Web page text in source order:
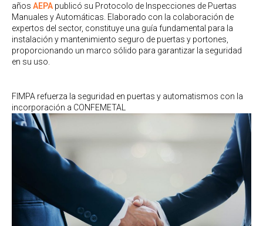
años AEPA publicó su Protocolo de Inspecciones de Puertas
Manuales y Automáticas. Elaborado con la colaboración de
expertos del sector, constituye una guía fundamental para la
instalación y mantenimiento seguro de puertas y portones,
proporcionando un marco sólido para garantizar la seguridad
en su uso.
FIMPA refuerza la seguridad en puertas y automatismos con la
incorporación a CONFEMETAL